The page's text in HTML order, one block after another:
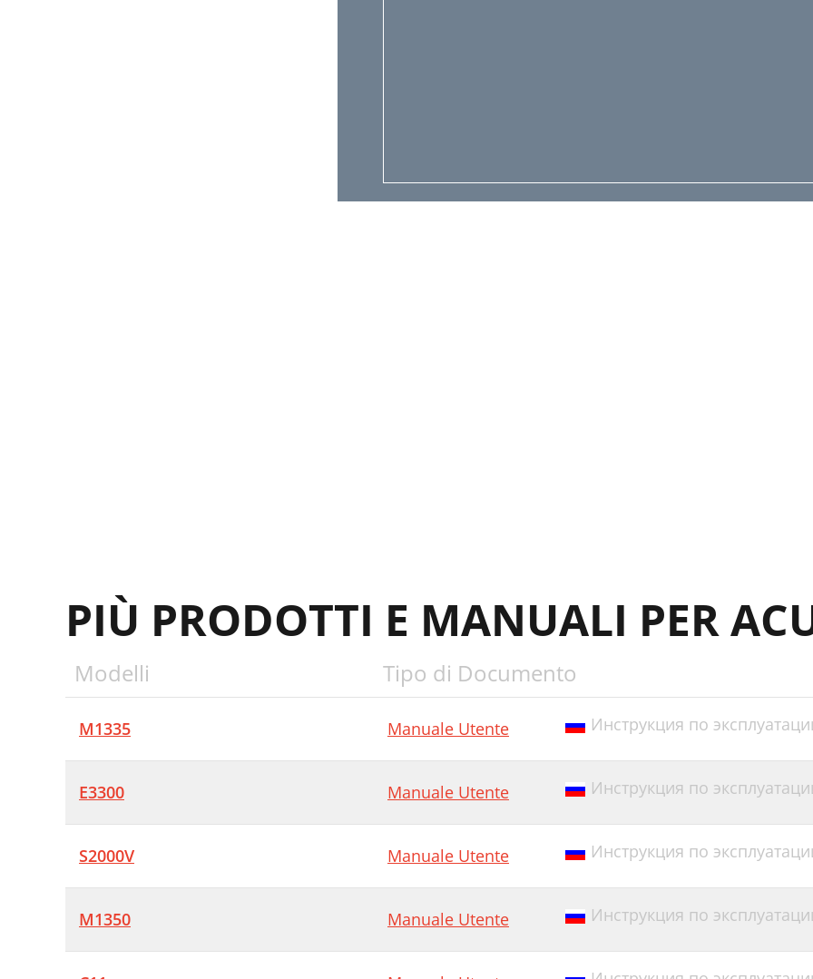
PIÙ PRODOTTI E MANUALI PER
Modelli Tipo di Documento
M1335 Manuale Utente Инструкция по
E3300 Manuale Utente Инструкция по
S2000V Manuale Utente Инструкция по
M1350 Manuale Utente Инструкция по